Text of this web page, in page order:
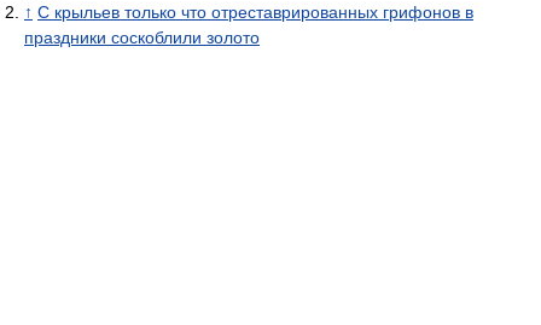
↑ С крыльев только что отреставрированных грифонов в
праздники соскоблили золото